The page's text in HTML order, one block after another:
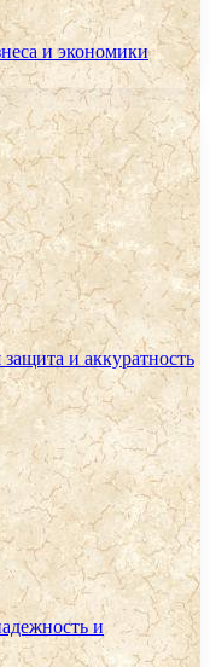
и экономики
и аккуратность
и